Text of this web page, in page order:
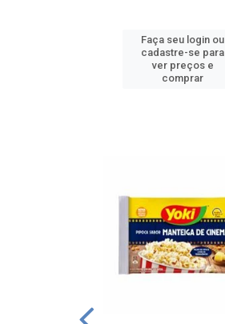
Faça seu login ou
cadastre-se para
ver preços e
comprar